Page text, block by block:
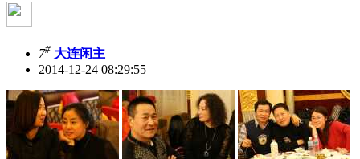
7# 大连闲主
2014-12-24 08:29:55